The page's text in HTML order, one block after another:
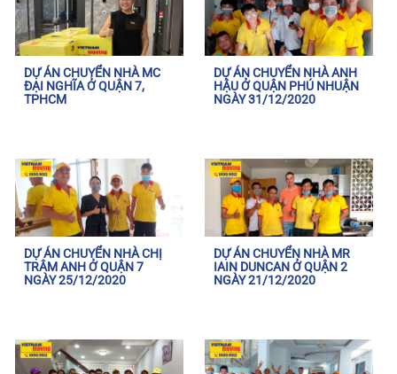
DỰ ÁN CHUYỂN NHÀ MC
ĐẠI NGHĨA Ở QUẬN 7,
TPHCM
DỰ ÁN CHUYỂN NHÀ ANH
HẬU Ở QUẬN PHÚ NHUẬN
NGÀY 31/12/2020
DỰ ÁN CHUYỂN NHÀ CHỊ
TRÂM ANH Ở QUẬN 7
NGÀY 25/12/2020
DỰ ÁN CHUYỂN NHÀ MR
IAIN DUNCAN Ở QUẬN 2
NGÀY 21/12/2020